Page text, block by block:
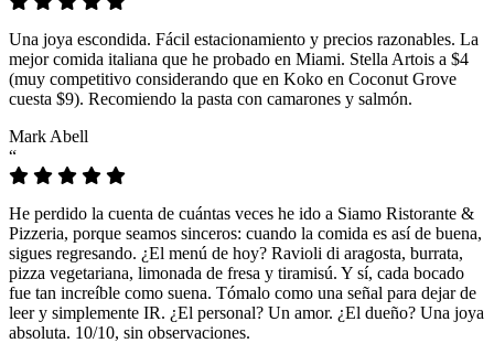
Una joya escondida. Fácil estacionamiento y precios razonables. La
mejor comida italiana que he probado en Miami. Stella Artois a $4
(muy competitivo considerando que en Koko en Coconut Grove
cuesta $9). Recomiendo la pasta con camarones y salmón.
Mark Abell
“
He perdido la cuenta de cuántas veces he ido a Siamo Ristorante &
Pizzeria, porque seamos sinceros: cuando la comida es así de buena,
sigues regresando. ¿El menú de hoy? Ravioli di aragosta, burrata,
pizza vegetariana, limonada de fresa y tiramisú. Y sí, cada bocado
fue tan increíble como suena. Tómalo como una señal para dejar de
leer y simplemente IR. ¿El personal? Un amor. ¿El dueño? Una joya
absoluta. 10/10, sin observaciones.